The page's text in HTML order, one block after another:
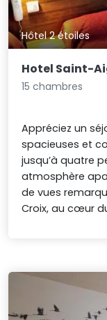
Hôtel 2 étoiles
Hotel Saint-
15 chambres
Appréciez un
spacieuses et
jusqu’à quatre
atmosphère
de vues
Croix, au cœur